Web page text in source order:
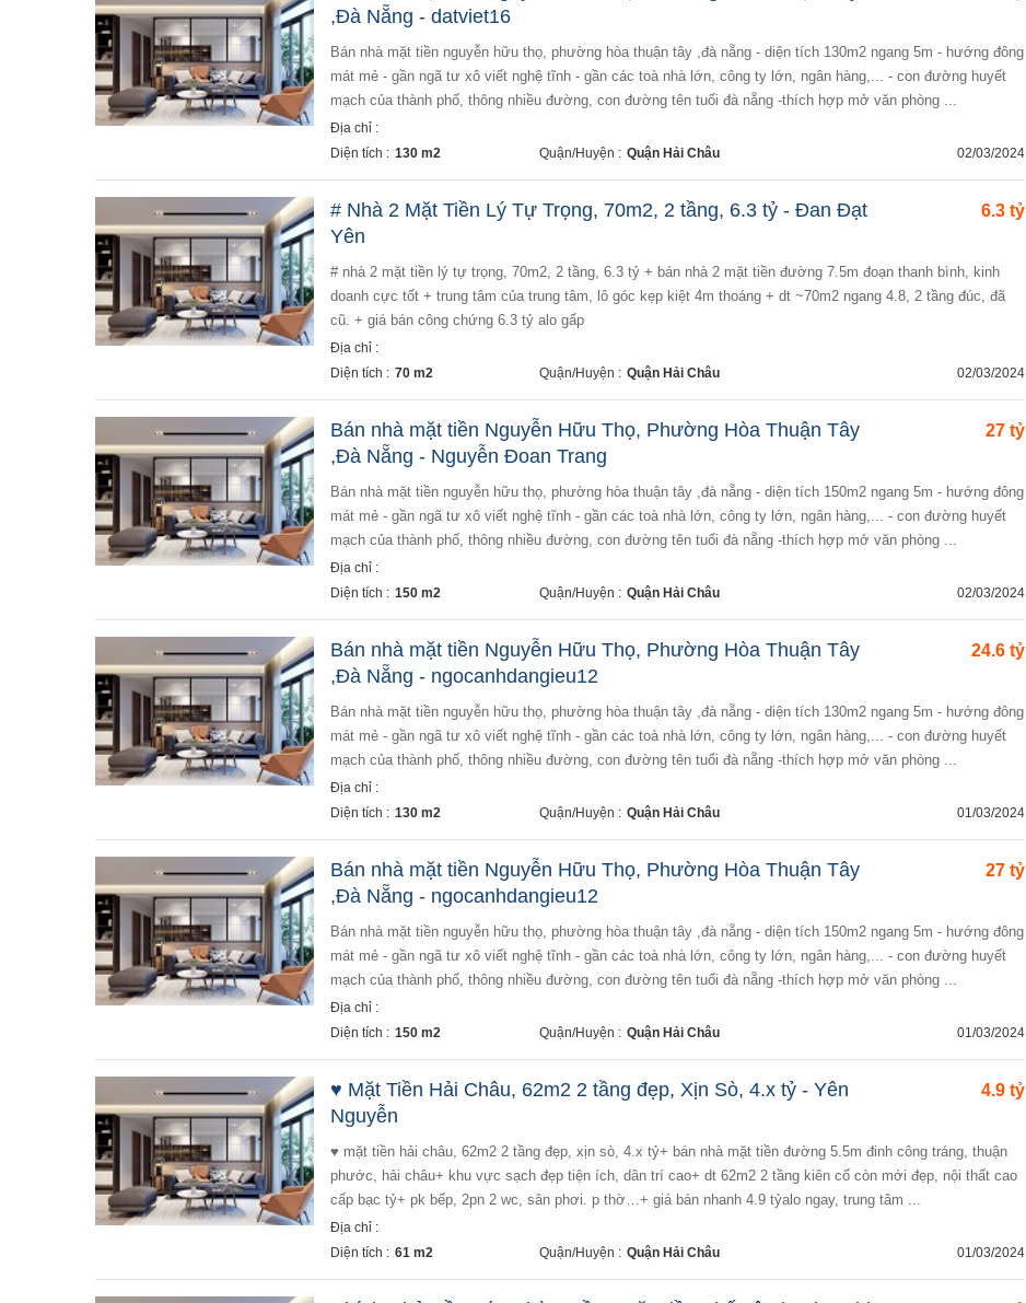
,Đà Nẵng - datviet16
bán nhà mặt tiền nguyễn hữu thọ, phường hòa thuận tây ,đà nẵng - diện tích 130m2 ngang 5m - hướng đông
mát mẻ - gần ngã tư xô viết nghệ tĩnh - gần các toà nhà lớn, công ty lớn, ngân hàng,... - con đường huyết
mạch của thành phố, thông nhiều đường, con đường tên tuổi đà nẵng -thích hợp mở văn phòng ...
Địa chỉ :
Diện tích : 130 m2 Quận/Huyện : Quận Hải Châu 02/03/2024
6.3 tỷ
# Nhà 2 Mặt Tiền Lý Tự Trọng, 70m2, 2 tầng, 6.3 tỷ - Đan Đạt
Yên
# nhà 2 mặt tiền lý tự trọng, 70m2, 2 tầng, 6.3 tỷ + bán nhà 2 mặt tiền đường 7.5m đoạn thanh bình, kinh
doanh cực tốt + trung tâm của trung tâm, lô góc kẹp kiệt 4m thoáng + dt ~70m2 ngang 4.8, 2 tầng đúc, đã
cũ. + giá bán công chứng 6.3 tỷ alo gấp
Địa chỉ :
Diện tích : 70 m2 Quận/Huyện : Quận Hải Châu 02/03/2024
27 tỷ
Bán nhà mặt tiền Nguyễn Hữu Thọ, Phường Hòa Thuận Tây
,Đà Nẵng - Nguyễn Đoan Trang
bán nhà mặt tiền nguyễn hữu thọ, phường hòa thuận tây ,đà nẵng - diện tích 150m2 ngang 5m - hướng đông
mát mẻ - gần ngã tư xô viết nghệ tĩnh - gần các toà nhà lớn, công ty lớn, ngân hàng,... - con đường huyết
mạch của thành phố, thông nhiều đường, con đường tên tuổi đà nẵng -thích hợp mở văn phòng ...
Địa chỉ :
Diện tích : 150 m2 Quận/Huyện : Quận Hải Châu 02/03/2024
24.6 tỷ
Bán nhà mặt tiền Nguyễn Hữu Thọ, Phường Hòa Thuận Tây
,Đà Nẵng - ngocanhdangieu12
bán nhà mặt tiền nguyễn hữu thọ, phường hòa thuận tây ,đà nẵng - diện tích 130m2 ngang 5m - hướng đông
mát mẻ - gần ngã tư xô viết nghệ tĩnh - gần các toà nhà lớn, công ty lớn, ngân hàng,... - con đường huyết
mạch của thành phố, thông nhiều đường, con đường tên tuổi đà nẵng -thích hợp mở văn phòng ...
Địa chỉ :
Diện tích : 130 m2 Quận/Huyện : Quận Hải Châu 01/03/2024
27 tỷ
Bán nhà mặt tiền Nguyễn Hữu Thọ, Phường Hòa Thuận Tây
,Đà Nẵng - ngocanhdangieu12
bán nhà mặt tiền nguyễn hữu thọ, phường hòa thuận tây ,đà nẵng - diện tích 150m2 ngang 5m - hướng đông
mát mẻ - gần ngã tư xô viết nghệ tĩnh - gần các toà nhà lớn, công ty lớn, ngân hàng,... - con đường huyết
mạch của thành phố, thông nhiều đường, con đường tên tuổi đà nẵng -thích hợp mở văn phòng ...
Địa chỉ :
Diện tích : 150 m2 Quận/Huyện : Quận Hải Châu 01/03/2024
4.9 tỷ
♥ Mặt Tiền Hải Châu, 62m2 2 tầng đẹp, Xịn Sò, 4.x tỷ - Yên
Nguyễn
♥ mặt tiền hải châu, 62m2 2 tầng đẹp, xịn sò, 4.x tỷ+ bán nhà mặt tiền đường 5.5m đinh công tráng, thuận
phước, hải châu+ khu vực sạch đẹp tiện ích, dân trí cao+ dt 62m2 2 tầng kiên cố còn mới đẹp, nội thất cao
cấp bạc tỷ+ pk bếp, 2pn 2 wc, sân phơi. p thờ…+ giá bán nhanh 4.9 tỷalo ngay, trung tâm ...
Địa chỉ :
Diện tích : 61 m2 Quận/Huyện : Quận Hải Châu 01/03/2024